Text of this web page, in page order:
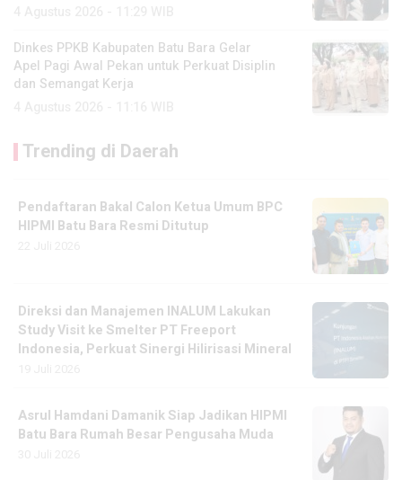
Dinkes PPKB Kabupaten Batu Bara Gelar
Apel Pagi Awal Pekan untuk Perkuat Disiplin
dan Semangat Kerja
Trending di Daerah
Pendaftaran Bakal Calon Ketua Umum BPC
HIPMI Batu Bara Resmi Ditutup
Direksi dan Manajemen INALUM Lakukan
Study Visit ke Smelter PT Freeport
Indonesia, Perkuat Sinergi Hilirisasi Mineral
Asrul Hamdani Damanik Siap Jadikan HIPMI
Batu Bara Rumah Besar Pengusaha Muda